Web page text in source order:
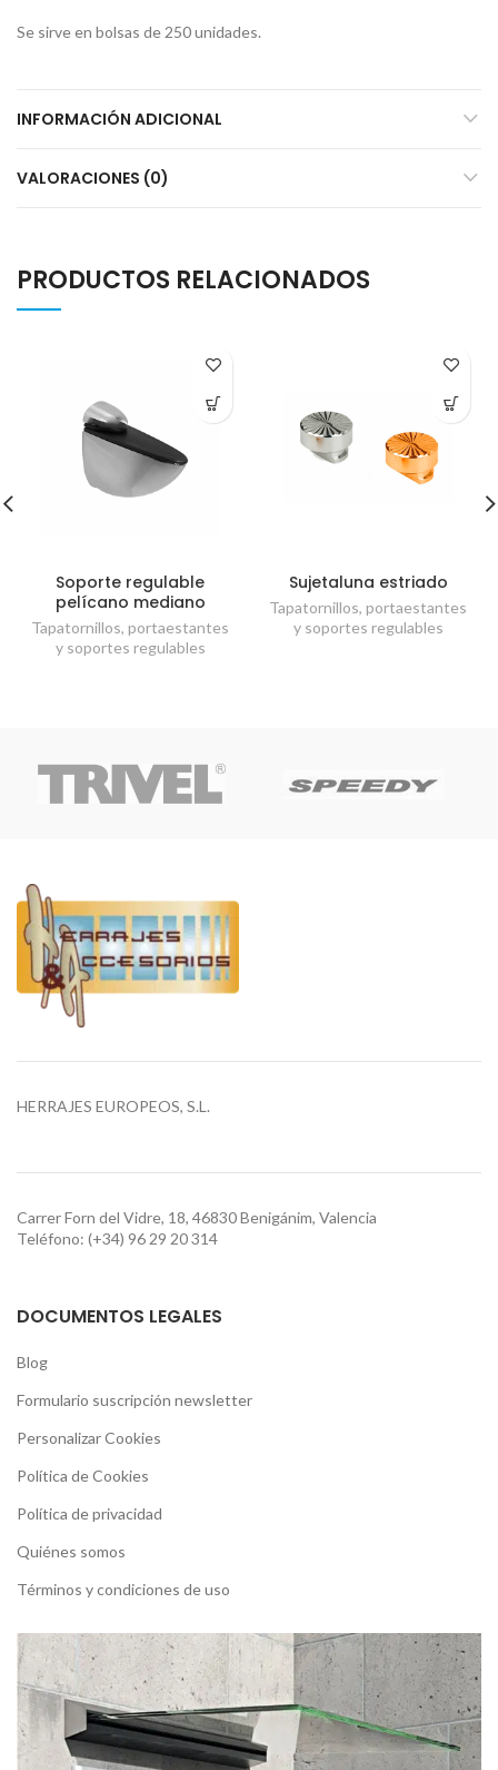
Se sirve en bolsas de 250 unidades.
INFORMACIÓN ADICIONAL
VALORACIONES (0)
PRODUCTOS RELACIONADOS
Soporte regulable
pelícano mediano
Tapatornillos, portaestantes
y soportes regulables
Sujetaluna estriado
Tapatornillos, portaestantes
y soportes regulables
HERRAJES EUROPEOS, S.L.
Carrer Forn del Vidre, 18, 46830 Benigánim, Valencia
Teléfono: (+34) 96 29 20 314
DOCUMENTOS LEGALES
Blog
Formulario suscripción newsletter
Personalizar Cookies
Política de Cookies
Política de privacidad
Quiénes somos
Términos y condiciones de uso